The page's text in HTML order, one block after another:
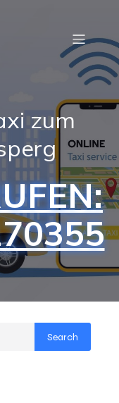
zum
Search